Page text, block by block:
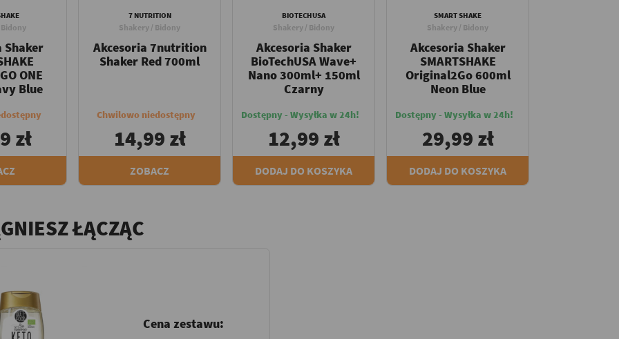
Shaker
ONE
Blue
zł
7 NUTRITION
Shakery / Bidony
Akcesoria 7nutrition
Shaker Red 700ml
Chwilowo niedostępny
14,99 zł
ZOBACZ
BIOTECHUSA
Shakery / Bidony
Akcesoria Shaker
BioTechUSA Wave+
Nano 300ml+ 150ml
Czarny
Dostępny - Wysyłka w 24h!
12,99 zł
DODAJ DO KOSZYKA
SMART SHAKE
Shakery / Bidony
Akcesoria Shaker
SMARTSHAKE
Original2Go 600ml
Neon Blue
Dostępny - Wysyłka w 24h!
29,99 zł
DODAJ DO KOSZYKA
ŁĄCZĄC
Cena zestawu: